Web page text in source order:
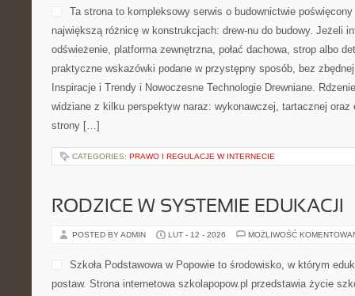
Ta strona to kompleksowy serwis o budownictwie
największą różnicę w konstrukcjach: drew-nu do budowy. Jeżeli
odświeżenie, platforma zewnętrzna, połać dachowa, strop albo
praktyczne wskazówki podane w przystępny sposób, bez
Inspiracje i Trendy i Nowoczesne Technologie Drewniane.
widziane z kilku perspektyw naraz: wykonawczej, tartacznej oraz
strony […]
CATEGORIES: PRAWO I REGULACJE W INTERNECIE
RODZICE W SYSTEMIE EDUKACJI
POSTED BY ADMIN LUT - 12 - 2026 MOŻLIWOŚĆ
Szkoła Podstawowa w Popowie to środowisko, w którym
postaw. Strona internetowa szkolapopow.pl przedstawia życie